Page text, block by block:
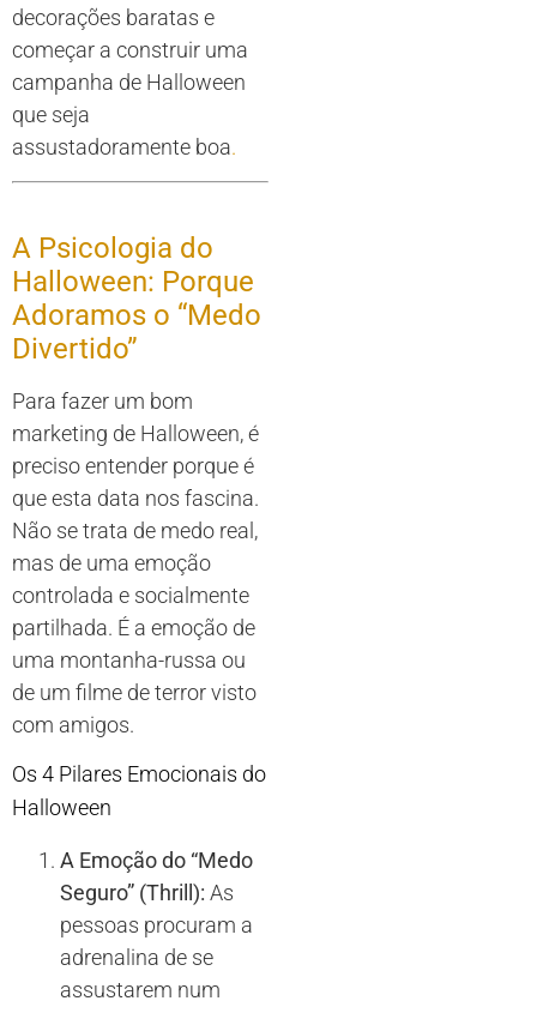
decorações baratas e
começar a construir uma
campanha de Halloween
que seja
assustadoramente boa.
A Psicologia do
Halloween: Porque
Adoramos o “Medo
Divertido”
Para fazer um bom
marketing de Halloween, é
preciso entender porque é
que esta data nos fascina.
Não se trata de medo real,
mas de uma emoção
controlada e socialmente
partilhada. É a emoção de
uma montanha-russa ou
de um filme de terror visto
com amigos.
Os 4 Pilares Emocionais do
Halloween
A Emoção do “Medo
Seguro” (Thrill): As
pessoas procuram a
adrenalina de se
assustarem num